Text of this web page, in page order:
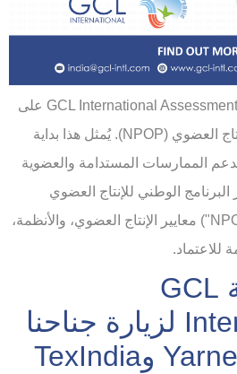
حصلت شركة GCL International Assessment Private Ltd على
اعتماد البرنامج الوطني للإنتاج العضوي (NPOP). يُمثل هذا بداية
الممارسات المستدامة والعضوية
الوطني للإنتاج العضوي
(المشار إليه فيما يلي بـ "NPOP") معايير الإنتاج العضوي، والأنظمة،
للاعتماد.
تدعوكم شركة GCL
International Ltd لزيارة جناحنا
في معارض Yarnex وTexIndia